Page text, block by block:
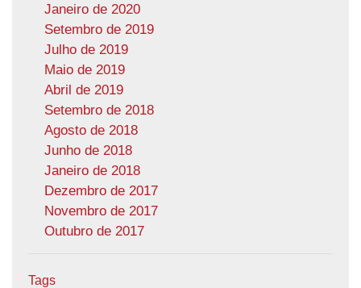
Janeiro de 2020
Setembro de 2019
Julho de 2019
Maio de 2019
Abril de 2019
Setembro de 2018
Agosto de 2018
Junho de 2018
Janeiro de 2018
Dezembro de 2017
Novembro de 2017
Outubro de 2017
Tags